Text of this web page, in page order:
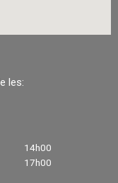
les:
14h00
17h00